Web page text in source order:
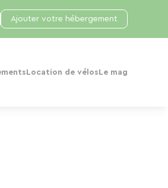
Location de vélos Le mag
Ajouter votre hébergement